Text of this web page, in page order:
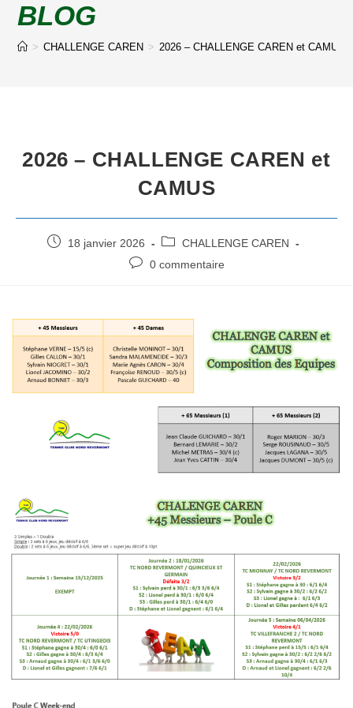
BLOG
> CHALLENGE CAREN > 2026 – CHALLENGE CAREN et CAMUS
2026 – CHALLENGE CAREN et
CAMUS
18 janvier 2026
CHALLENGE CAREN
0 commentaire